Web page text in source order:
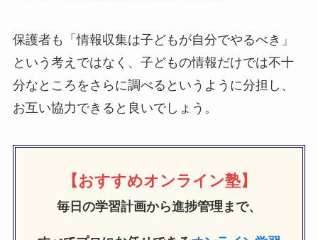
保護者も「情報収集は子どもが自分でやるべき」
という考えではなく、子どもの情報だけでは不十
分なところをさらに調べるというように分担し、
お互い協力できると良いでしょう。
【おすすめオンライン塾】
毎日の学習計画から進捗管理まで、